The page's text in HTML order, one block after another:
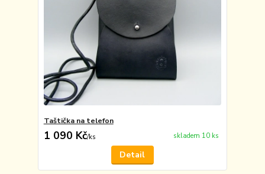
Taštička na telefon
1 090 Kč/ks skladem 10 ks
Detail